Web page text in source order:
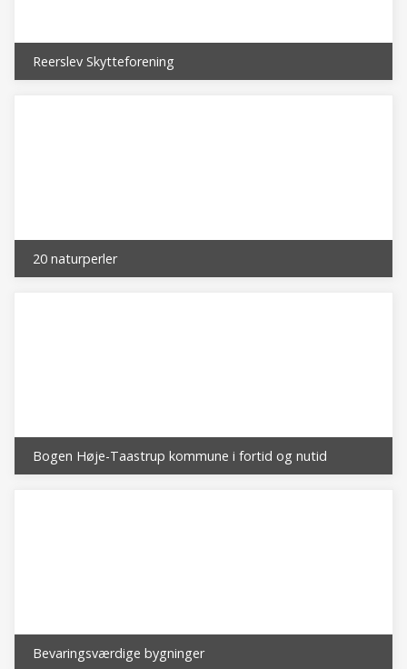
Reerslev Skytteforening
20 naturperler
Bogen Høje-Taastrup kommune i fortid og nutid
Bevaringsværdige bygninger